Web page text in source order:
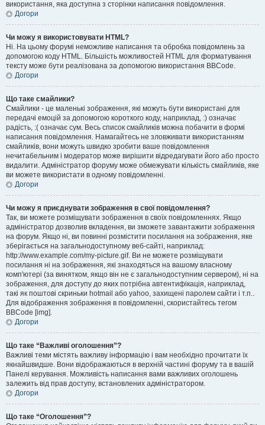
використання, яка доступна з сторінки написання повідомлення.
Догори
Чи можу я використовувати HTML?
Ні. На цьому форумі неможливе написання та обробка повідомлень за
допомогою коду HTML. Більшість можливостей HTML для форматування
тексту може бути реалізована за допомогою використання BBCode.
Догори
Що таке смайлики?
Смайлики - це маленькі зображення, які можуть бути використані для
передачі емоцій за допомогою короткого коду, наприклад, :) означає
радість, :( означає сум. Весь список смайликів можна побачити в формі
написання повідомлення. Намагайтесь не зловживати використанням
смайликів, вони можуть швидко зробити ваше повідомлення
нечитабельним і модератор може вирішити відредагувати його або просто
видалити. Адміністратор форуму може обмежувати кількість смайликів, яке
ви можете використати в одному повідомленні.
Догори
Чи можу я приєднувати зображення в свої повідомлення?
Так, ви можете розміщувати зображення в своїх повідомленнях. Якщо
адміністратор дозволив вкладення, ви зможете завантажити зображення
на форум. Якщо ні, ви повинні розмістити посилання на зображення, яке
зберігається на загальнодоступному веб-сайті, наприклад:
http://www.example.com/my-picture.gif. Ви не можете розміщувати
посилання ні на зображення, які знаходяться на вашому власному
комп'ютері (за винятком, якщо він не є загальнодоступним сервером), ні на
зображення, для доступу до яких потрібна автентифікація, наприклад,
такі як поштові скриньки hotmail або yahoo, захищені паролем сайти і т.п..
Для відображення зображення в повідомленні, скористайтесь тегом
BBCode [img].
Догори
Що таке “Важливі оголошення”?
Важливі теми містять важливу інформацію і вам необхідно прочитати їх
якнайшвидше. Вони відображаються в верхній частині форуму та в вашій
Панелі керування. Можливість написання вами важливих оголошень
залежить від прав доступу, встановлених адміністратором.
Догори
Що таке “Оголошення”?